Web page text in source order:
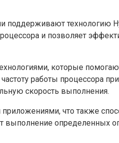
поддерживают технологию
и позволяет
которые
работы процессора при
скорость выполнения.
что также
выполнение определенных